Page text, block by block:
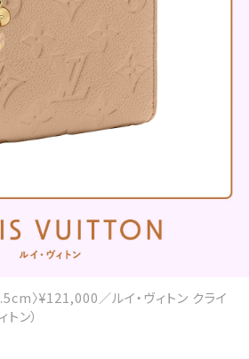
〉¥121,000／ルイ・ヴィトン クライ
ン）